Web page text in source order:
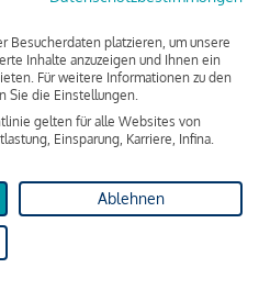
INFINA Credit
Broker GmbH
die Wohnung zu kaufen.
einige Gebühren an (z. B. die
sodass die Bank den
Besucherdaten platzieren, um unsere
Inhalte anzuzeigen und Ihnen ein
Für weitere Informationen zu den
Sie die Einstellungen.
gelten für alle Websites von
Einsparung, Karriere, Infina.
Ablehnen